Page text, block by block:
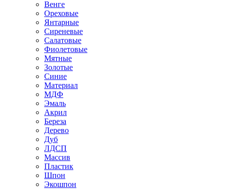
Венге
Ореховые
Янтарные
Сиреневые
Салатовые
Фиолетовые
Мятные
Золотые
Синие
Материал
МДФ
Эмаль
Акрил
Береза
Дерево
Дуб
ЛДСП
Массив
Пластик
Шпон
Экошпон